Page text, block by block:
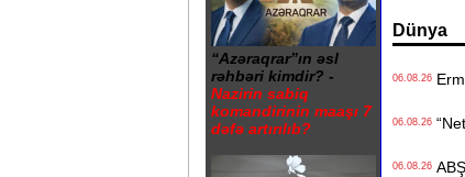
“Azəraqrar”ın əsl
rəhbəri kimdir? -
Nazirin sabiq
komandirinin maaşı 7
dəfə artırılıb?
Dünya
06.08.26
06.08.26
06.08.26ABŞ